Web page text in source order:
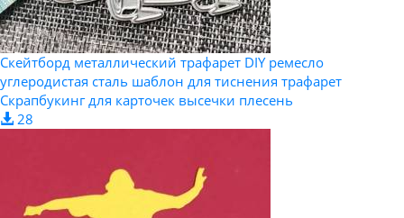
Скейтборд металлический трафарет DIY ремесло
углеродистая сталь шаблон для тиснения трафарет
Скрапбукинг для карточек высечки плесень
28